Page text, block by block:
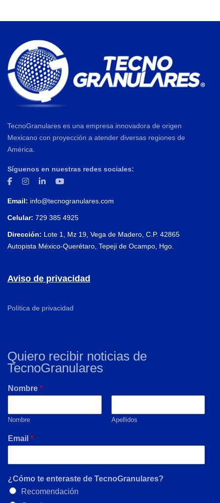
TecnoGranulares es una empresa innovadora de origen
Mexicano con proyección a atender diversas regiones de
América.
Síguenos en nuestras redes sociales:
Email: info@tecnogranulares.com
Celular: 729 385 4925
Dirección: Lote 1, Mz 19, Vega de Madero, C.P. 42865
Autopista México-Querétaro, Tepeji de Ocampo, Hgo.
Aviso de privacidad
Política de privacidad
Quiero recibir noticias de
TecnoGranulares
Nombre *
Nombre Apellidos
Email *
¿Cómo te enteraste de TecnoGranulares?
Recomendación